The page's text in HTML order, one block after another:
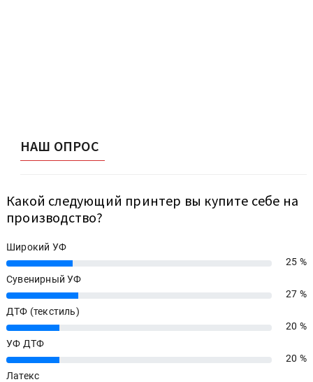
НАШ ОПРОС
Какой следующий принтер вы купите себе на
производство?
Широкий УФ
25%
25 %
Сувенирный УФ
27%
27 %
ДТФ (текстиль)
20%
20 %
УФ ДТФ
20%
20 %
Латекс